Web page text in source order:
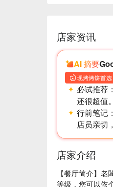
店家资讯
AI 摘要
现烤烤饼首选
必试推荐：
还很超值。
行前笔记：
店员亲切
店家介绍
【餐厅简介】
等级，您可以依